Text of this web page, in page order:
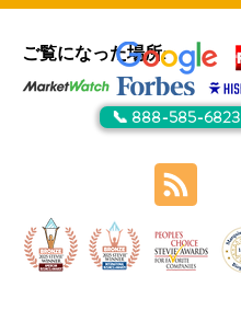
ご覧になった場所:
📞 888-585-6823